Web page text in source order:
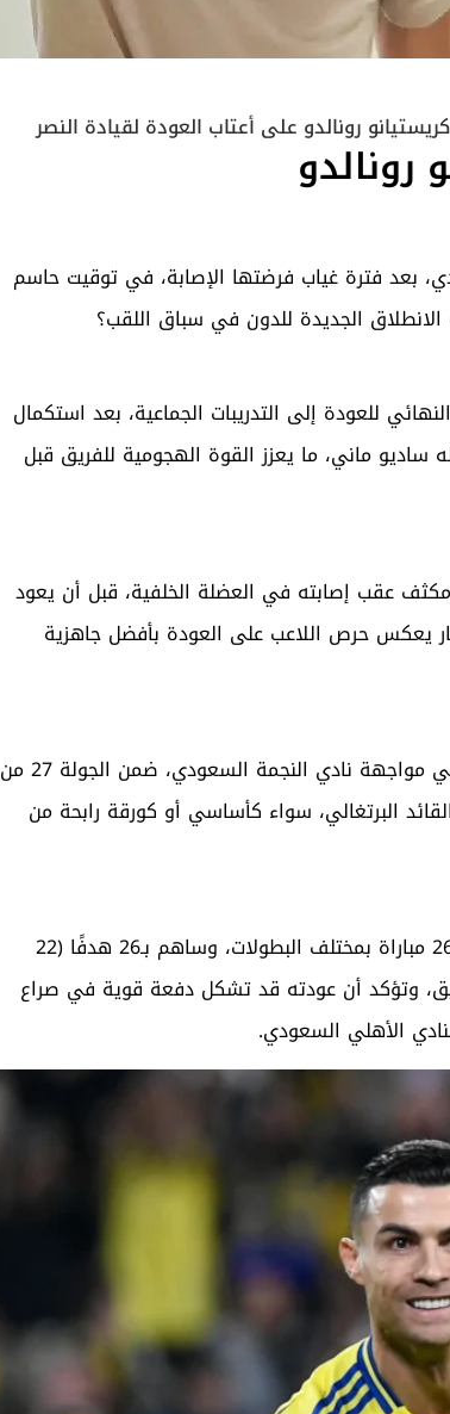
رونالدو على أعتاب العودة لقيادة النصر
رونالدو
بعد فترة غياب فرضتها الإصابة، في توقيت حاسم
الجديدة للدون في سباق اللقب؟
للعودة إلى التدريبات الجماعية، بعد استكمال
ساديو ماني، ما يعزز القوة الهجومية للفريق قبل
مكثف عقب إصابته في العضلة الخلفية، قبل أن يعود
يعكس حرص اللاعب على العودة بأفضل جاهزية
من المنتظر أن يكون رونالدو ضمن خيارات المدرب جورجي جيسوس في مواجهة نادي النجمة السعودي، ضمن الجولة 27 من
البرتغالي، سواء كأساسي أو كورقة رابحة من
رغم الغياب الأخير، يواصل رونالدو تقديم موسم لافت، إذ شارك في 26 مباراة بمختلف البطولات، وساهم بـ26 هدفًا (22
وتؤكد أن عودته قد تشكل دفعة قوية في صراع
الأهلي السعودي.